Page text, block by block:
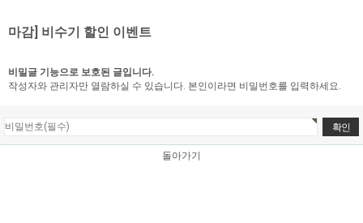
마감] 비수기 할인 이벤트
비밀글 기능으로 보호된 글입니다.
작성자와 관리자만 열람하실 수 있습니다. 본인이라면 비밀번호를 입력하세요.
돌아가기